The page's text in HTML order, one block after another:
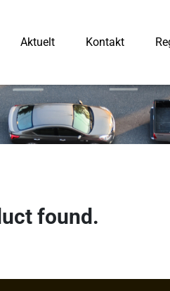
Aktuelt Kontakt
found.